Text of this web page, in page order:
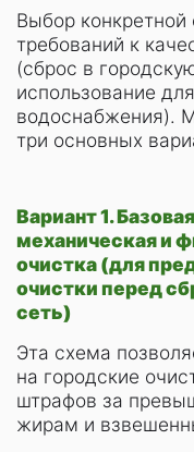
Выбор
требований к
(сброс в
использование
водоснабжения).
три основных
Вариант 1.
механическая и
очистка (для
очистки перед
сеть)
Эта схема
на городские
штрафов за
жирам и